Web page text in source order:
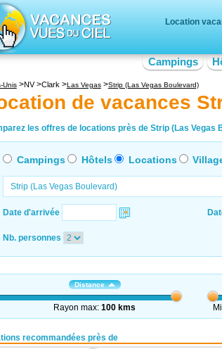
Location
Campings
Unis NV Clark Las Vegas Strip (Las Vegas Boulevard)
de vacances
les offres de locations près de Strip (Las Vegas
Campings Hôtels Locations
Date d'arrivée
Nb. personnes
Distance
Rayon max:100 kms
recommandées près de